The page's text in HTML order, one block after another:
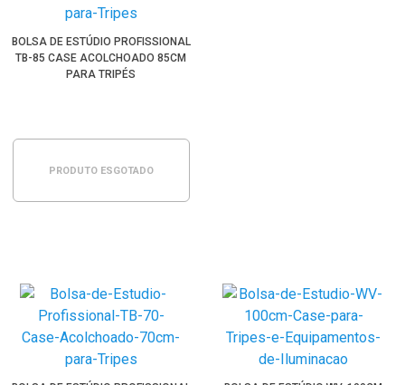
BOLSA DE ESTÚDIO PROFISSIONAL
TB-85 CASE ACOLCHOADO 85CM
PARA TRIPÉS
PRODUTO ESGOTADO